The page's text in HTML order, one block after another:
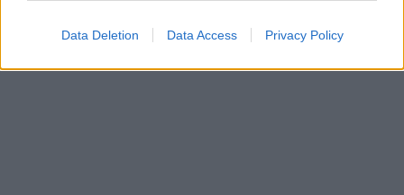
Data Deletion Data Access Privacy Policy